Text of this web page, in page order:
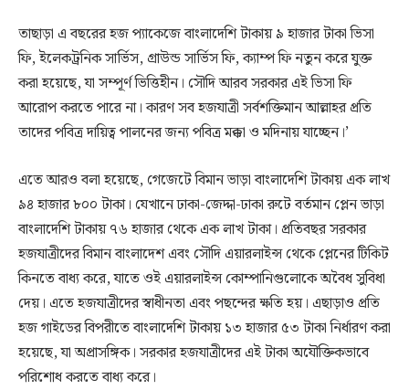
তাছাড়া এ বছরের হজ প্যাকেজে বাংলাদেশি টাকায় ৯ হাজার টাকা ভিসা
ফি, ইলেকট্রনিক সার্ভিস, গ্রাউন্ড সার্ভিস ফি, ক্যাম্প ফি নতুন করে যুক্ত
করা হয়েছে, যা সম্পূর্ণ ভিত্তিহীন। সৌদি আরব সরকার এই ভিসা ফি
আরোপ করতে পারে না। কারণ সব হজযাত্রী সর্বশক্তিমান আল্লাহর প্রতি
তাদের পবিত্র দায়িত্ব পালনের জন্য পবিত্র মক্কা ও মদিনায় যাচ্ছেন।’
এতে আরও বলা হয়েছে, গেজেটে বিমান ভাড়া বাংলাদেশি টাকায় এক লাখ
৯৪ হাজার ৮০০ টাকা। যেখানে ঢাকা-জেদ্দা-ঢাকা রুটে বর্তমান প্লেন ভাড়া
বাংলাদেশি টাকায় ৭৬ হাজার থেকে এক লাখ টাকা। প্রতিবছর সরকার
হজযাত্রীদের বিমান বাংলাদেশ এবং সৌদি এয়ারলাইন্স থেকে প্লেনের টিকিট
কিনতে বাধ্য করে, যাতে ওই এয়ারলাইন্স কোম্পানিগুলোকে অবৈধ সুবিধা
দেয়। এতে হজযাত্রীদের স্বাধীনতা এবং পছন্দের ক্ষতি হয়। এছাড়াও প্রতি
হজ গাইডের বিপরীতে বাংলাদেশি টাকায় ১৩ হাজার ৫৩ টাকা নির্ধারণ করা
হয়েছে, যা অপ্রাসঙ্গিক। সরকার হজযাত্রীদের এই টাকা অযৌক্তিকভাবে
পরিশোধ করতে বাধ্য করে।